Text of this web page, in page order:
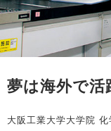
夢は海外で
大阪工業大学大学院